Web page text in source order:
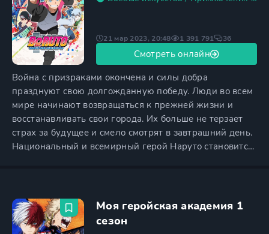
Война с призраками окончена и силы добра
празднуют свою долгожданную победу. Люди во всем
мире начинают возвращаться к прежней жизни и
восстанавливать свои города. Их больше не терзает
страх за будущее и смело смотрят в завтрашний день.
Национальный и всемирный герой Наруто становится
Наруто и получил не менее громкое имя Боруто.
Повзрослев
21 мар 2023, 20:48 1 391 791 36
Смотреть онлайн
Моя геройская академия 1
сезон